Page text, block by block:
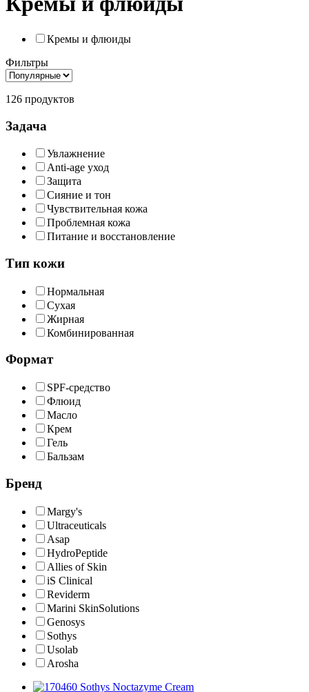
Кремы и флюиды
Фильтры
126 продуктов
Задача
Увлажнение
Anti-age уход
Защита
Сияние и тон
Чувствительная кожа
Проблемная кожа
Питание и восстановление
Тип кожи
Нормальная
Сухая
Жирная
Комбинированная
Формат
SPF-средство
Флюид
Масло
Крем
Гель
Бальзам
Бренд
Margy's
Ultraceuticals
Asap
HydroPeptide
Allies of Skin
iS Clinical
Reviderm
Marini SkinSolutions
Genosys
Sothys
Usolab
Arosha